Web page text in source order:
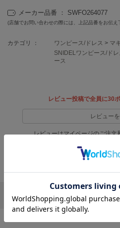
FURFUR
GELATO PIQUE CAT&DOG
ジェラート ピケ キャットアンドドッグ
gelato pique Sleep
ジェラート ピケ スリープ
Henon.
メーカー品番 ： SWFO264077
(店舗でお問い合わせの際には、上記品番をお伝え
カテゴリ ： ワンピース/ドレス > マ
SNIDELワンピース/ドレ
ース
レビュー投稿で全員に30
レビュー
レビューはマイページのご注文
返品・キャンセルについて